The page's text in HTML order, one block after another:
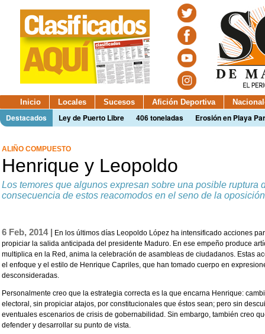
Inicio Locales Sucesos Afición Deportiva
Destacados Ley de Puerto Libre 406 toneladas Erosión en Playa
ALIÑO COMPUESTO
Henrique y Leopoldo
Los temores que algunos expresan sobre una posible ruptura
consecuencia de estos reacomodos en el seno de la
6 Feb, 2014 | En los últimos días Leopoldo López ha intensificado acciones
propiciar la salida anticipada del presidente Maduro. En ese empeño produce
multiplica en la Red, anima la celebración de asambleas de ciudadanos. Estas
el enfoque y el estilo de Henrique Capriles, que han tomado cuerpo en
desconsideradas.
Personalmente creo que la estrategia correcta es la que encarna Henrique:
electoral, sin propiciar atajos, por constitucionales que éstos sean; pero sin
eventuales escenarios de crisis de gobernabilidad. Sin embargo, también creo
defender y desarrollar su punto de vista.